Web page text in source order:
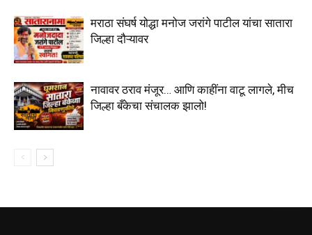
मराठा संघर्ष योद्धा मनोज जरांगे पाटील यांचा सातारा
जिल्हा दौऱ्यावर
नावावर ठराव मंजूर… आणि काहींना वाटू लागले, मीच
जिल्हा बँकेचा संचालक झालो!